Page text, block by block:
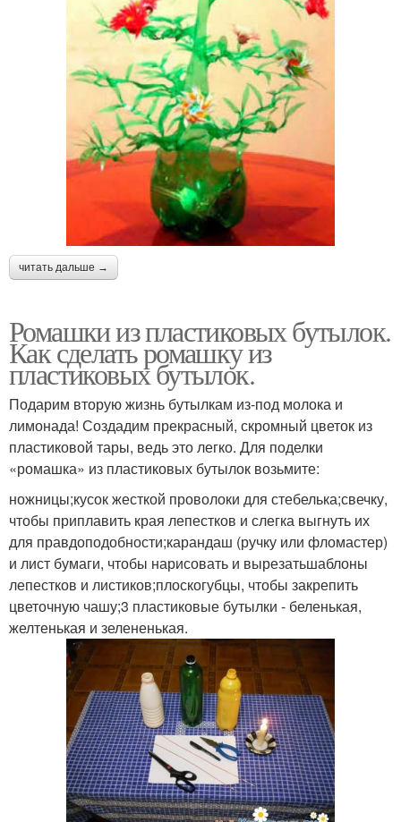
читать дальше →
Ромашки из пластиковых бутылок.
Как сделать ромашку из
пластиковых бутылок.
Подарим вторую жизнь бутылкам из-под молока и
лимонада! Создадим прекрасный, скромный цветок из
пластиковой тары, ведь это легко. Для поделки
«ромашка» из пластиковых бутылок возьмите:
ножницы;кусок жесткой проволоки для стебелька;свечку,
чтобы приплавить края лепестков и слегка выгнуть их
для правдоподобности;карандаш (ручку или фломастер)
и лист бумаги, чтобы нарисовать и вырезатьшаблоны
лепестков и листиков;плоскогубцы, чтобы закрепить
цветочную чашу;3 пластиковые бутылки - беленькая,
желтенькая и зелененькая.